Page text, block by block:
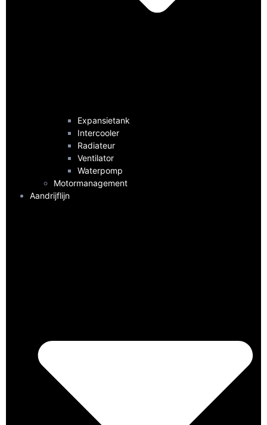
Expansietank
Intercooler
Radiateur
Ventilator
Waterpomp
Motormanagement
Aandrijflijn